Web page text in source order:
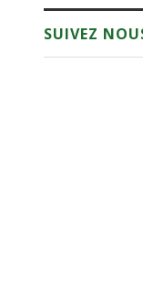
SUIVEZ